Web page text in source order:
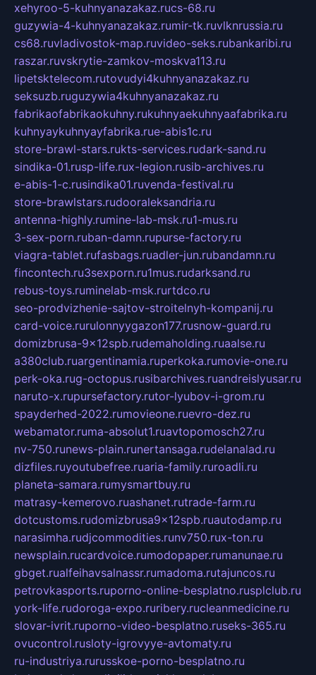
xehyroo-5-kuhnyanazakaz.rucs-68.ru
guzywia-4-kuhnyanazakaz.rumir-tk.ruvlknrussia.ru
cs68.ruvladivostok-map.ruvideo-seks.rubankaribi.ru
raszar.ruvskrytie-zamkov-moskva113.ru
lipetsktelecom.rutovudyi4kuhnyanazakaz.ru
seksuzb.ruguzywia4kuhnyanazakaz.ru
fabrikaofabrikaokuhny.rukuhnyaekuhnyaafabrika.ru
kuhnyaykuhnyayfabrika.rue-abis1c.ru
store-brawl-stars.rukts-services.rudark-sand.ru
sindika-01.rusp-life.rux-legion.rusib-archives.ru
e-abis-1-c.rusindika01.ruvenda-festival.ru
store-brawlstars.rudooraleksandria.ru
antenna-highly.rumine-lab-msk.ru1-mus.ru
3-sex-porn.ruban-damn.rupurse-factory.ru
viagra-tablet.rufasbags.ruadler-jun.rubandamn.ru
fincontech.ru3sexporn.ru1mus.rudarksand.ru
rebus-toys.ruminelab-msk.rurtdco.ru
seo-prodvizhenie-sajtov-stroitelnyh-kompanij.ru
card-voice.rurulonnyygazon177.rusnow-guard.ru
domizbrusa-9x12spb.rudemaholding.ruaalse.ru
a380club.ruargentinamia.ruperkoka.rumovie-one.ru
perk-oka.rug-octopus.rusibarchives.ruandreislyusar.ru
naruto-x.rupursefactory.rutor-lyubov-i-grom.ru
spayderhed-2022.rumovieone.ruevro-dez.ru
webamator.ruma-absolut1.ruavtopomosch27.ru
nv-750.runews-plain.runertansaga.rudelanalad.ru
dizfiles.ruyoutubefree.ruaria-family.ruroadli.ru
planeta-samara.rumysmartbuy.ru
matrasy-kemerovo.ruashanet.rutrade-farm.ru
dotcustoms.rudomizbrusa9x12spb.ruautodamp.ru
narasimha.rudjcommodities.runv750.rux-ton.ru
newsplain.rucardvoice.rumodopaper.rumanunae.ru
gbget.rualfeihavsalnassr.rumadoma.rutajuncos.ru
petrovkasports.ruporno-online-besplatno.rusplclub.ru
york-life.rudoroga-expo.ruribery.rucleanmedicine.ru
slovar-ivrit.ruporno-video-besplatno.ruseks-365.ru
ovucontrol.rusloty-igrovyye-avtomaty.ru
ru-industriya.rurusskoe-porno-besplatno.ru